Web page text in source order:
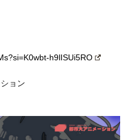
h9lISUi5RO
ョン